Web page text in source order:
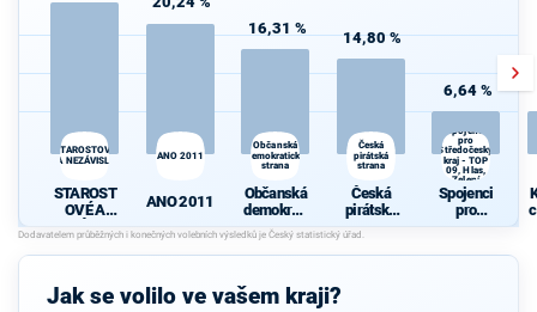
STAROSTOVÉ
A NEZÁVISLÍ
STAROST
OVÉ A
NEZÁVISL
Í
ANO 2011
ANO 2011
16,31 %
Občanská
demokratická
strana
Občanská
demokrati
cká strana
14,80 %
Česká
pirátská
strana
Česká
pirátská
strana
6,64 %
Spojenci
pro
Středočeský
kraj - TOP
09, Hlas,
Zelení
Spojenci
pro
Středočes
TOP 09,
Jak se volilo ve vašem kraji?